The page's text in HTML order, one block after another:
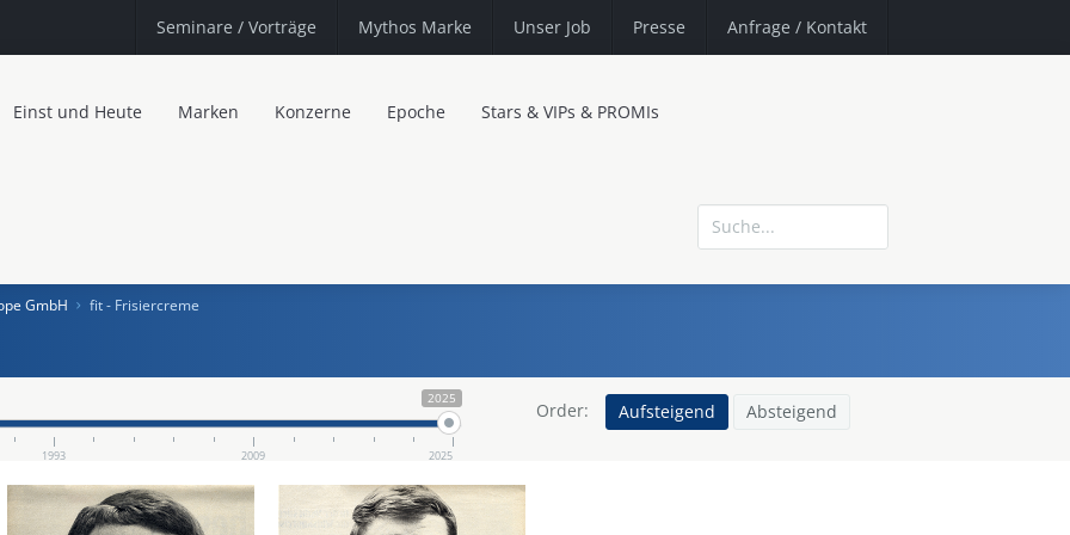
Seminare / Vorträge Mythos Marke Unser Job Presse Anfrage / Kontakt
Einst und Heute Marken Konzerne Epoche Stars & VIPs & PROMIs
GmbH fit - Frisiercreme
2025
1993 2009 2025
Order: Aufsteigend Absteigend